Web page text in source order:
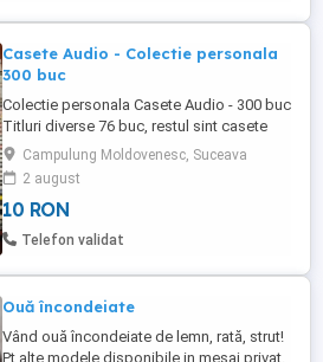
Casete Audio - Colectie personala
300 buc
Colectie personala Casete Audio - 300 buc
Titluri diverse 76 buc, restul sint casete
inregistarate o singura data cu muzica
diversa . Stare buna de functinare si
aspect fizic bun.Pastarte in conditi bune .
Pretul este 10 ron buc cine ia tot lotul. Se
poate vinde si in loturi de 100 buc. Trimit
Campulung Moldovenesc, Suceava
2 august
10 RON
Telefon validat
Ouă încondeiate
Vând ouă încondeiate de lemn, rată, strut!
Pt alte modele disponibile in mesaj privat.